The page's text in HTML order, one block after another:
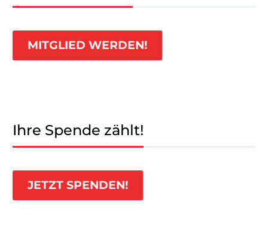
MITGLIED WERDEN!
Ihre Spende zählt!
JETZT SPENDEN!